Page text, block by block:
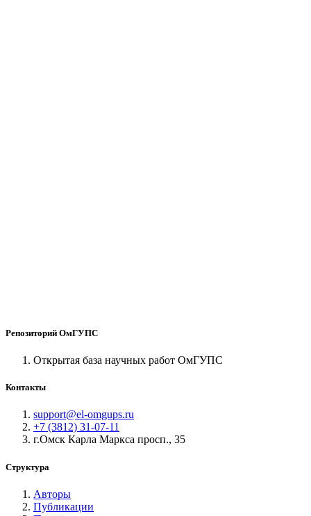
Репозиторий ОмГУПС
Открытая база научных работ ОмГУПС
Контакты
support@el-omgups.ru
+7 (3812) 31-07-11
г.Омск Карла Маркса просп., 35
Структура
Авторы
Публикации